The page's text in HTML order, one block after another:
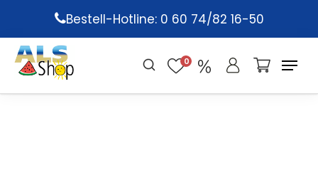
main
content
Bestell-Hotline: 0 60 74/82 16-50
0